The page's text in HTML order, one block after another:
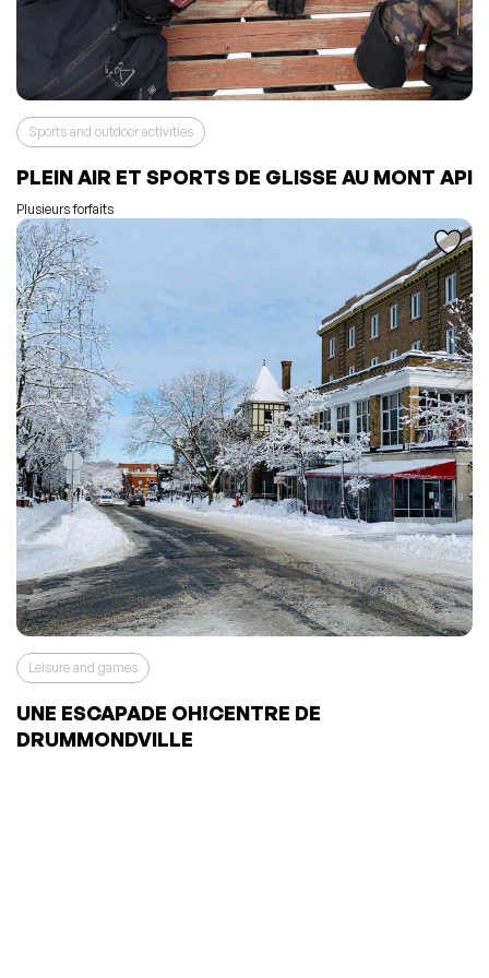
Sports and outdoor activities
PLEIN AIR ET SPORTS DE GLISSE AU MONT API
Plusieurs forfaits
L'événement a été ajouté à vos favoris
Événement retiré de vos favoris
Leisure and games
UNE ESCAPADE OH!CENTRE DE
DRUMMONDVILLE